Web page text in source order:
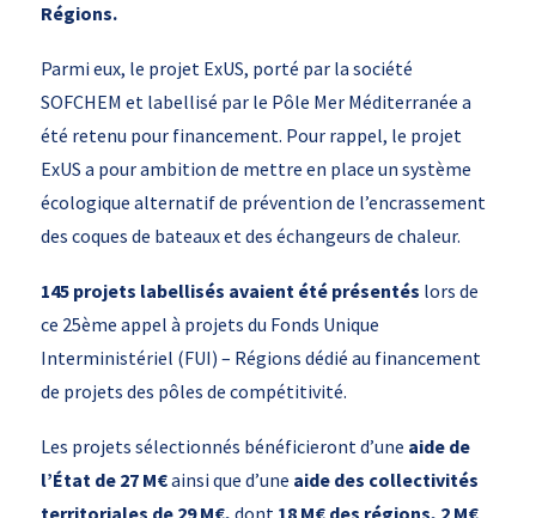
Régions.
Parmi eux, le projet ExUS, porté par la société
SOFCHEM et labellisé par le Pôle Mer Méditerranée a
été retenu pour financement. Pour rappel, le projet
ExUS a pour ambition de mettre en place un système
écologique alternatif de prévention de l’encrassement
des coques de bateaux et des échangeurs de chaleur.
145 projets labellisés avaient été présentés lors de
ce 25ème appel à projets du Fonds Unique
Interministériel (FUI) – Régions dédié au financement
de projets des pôles de compétitivité.
Les projets sélectionnés bénéficieront d’une aide de
l’État de 27 M€ainsi que d’une aide des collectivités
territoriales de 29 M€, dont18 M€ des régions, 2 M€